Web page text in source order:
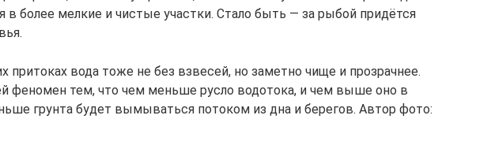
в более мелкие и чистые участки. Стало быть — за рыбой придётся
притоках вода тоже не без взвесей, но заметно чище и прозрачнее.
феномен тем, что чем меньше русло водотока, и чем выше оно в
грунта будет вымываться потоком из дна и берегов. Автор фото: